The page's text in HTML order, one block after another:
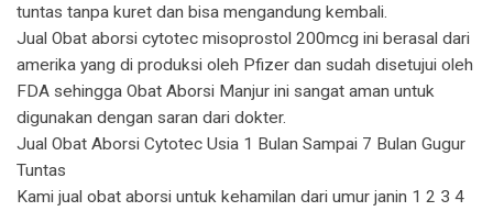
tuntas tanpa kuret dan bisa mengandung kembali.
Jual Obat aborsi cytotec misoprostol 200mcg ini berasal dari
amerika yang di produksi oleh Pfizer dan sudah disetujui oleh
FDA sehingga Obat Aborsi Manjur ini sangat aman untuk
digunakan dengan saran dari dokter.
Jual Obat Aborsi Cytotec Usia 1 Bulan Sampai 7 Bulan Gugur
Tuntas
Kami jual obat aborsi untuk kehamilan dari umur janin 1 2 3 4